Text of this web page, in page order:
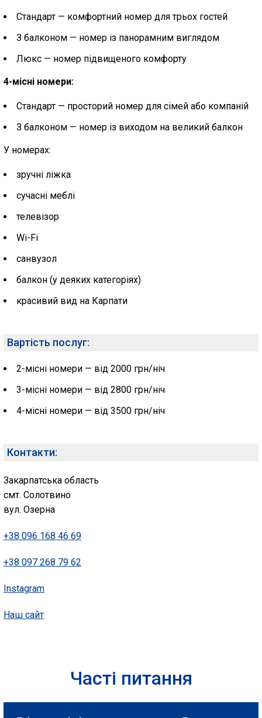
Стандарт — комфортний номер для трьох гостей
З балконом — номер із панорамним виглядом
Люкс — номер підвищеного комфорту
4-місні номери:
Стандарт — просторий номер для сімей або компаній
З балконом — номер із виходом на великий балкон
У номерах:
зручні ліжка
сучасні меблі
телевізор
Wi-Fi
санвузол
балкон (у деяких категоріях)
красивий вид на Карпати
Вартість послуг:
2-місні номери — від 2000 грн/ніч
3-місні номери — від 2800 грн/ніч
4-місні номери — від 3500 грн/ніч
Контакти:
Закарпатська область
смт. Солотвино
вул. Озерна
+38 096 168 46 69
+38 097 268 79 62
Instagram
Наш сайт
Часті питання